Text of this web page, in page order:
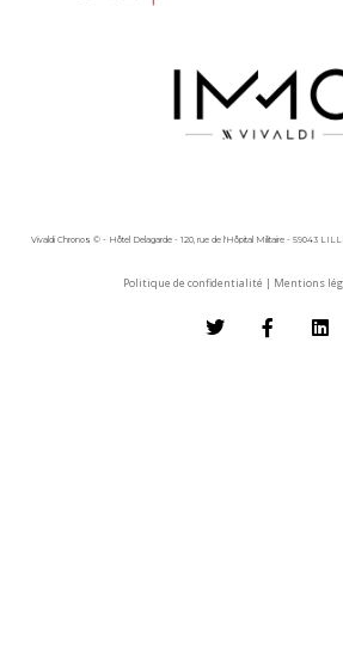
Vivaldi Chronos © - Hôtel Delagarde - 120, rue de l'Hôpital Militaire - 59043
Politique de confidentialité | Mentions